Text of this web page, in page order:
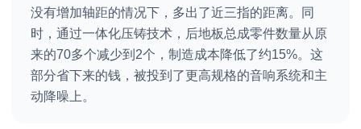
没有增加轴距的情况下，多出了近三指的距离。同
时，通过一体化压铸技术，后地板总成零件数量从原
来的70多个减少到2个，制造成本降低了约15%。这
部分省下来的钱，被投到了更高规格的音响系统和主
动降噪上。